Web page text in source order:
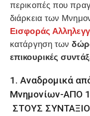
περικοπές που
διάρκεια των
Εισφοράς
κατάργηση των
επικουρικές
1. Αναδρομικά
Μνημονίων-ΑΠΟ
ΣΤΟΥΣ